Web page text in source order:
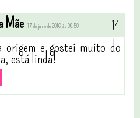
Mãe 17 de junho de 2016 às 08:50
origem e gostei muito do
está linda!